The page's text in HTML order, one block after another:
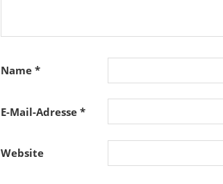
Name *
E-Mail-Adresse *
Website